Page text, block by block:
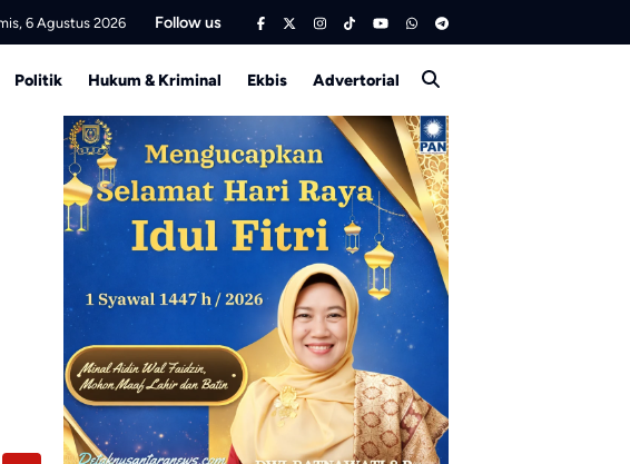
6 Agustus 2026 Follow us
Politik Hukum & Kriminal Ekbis Advertorial